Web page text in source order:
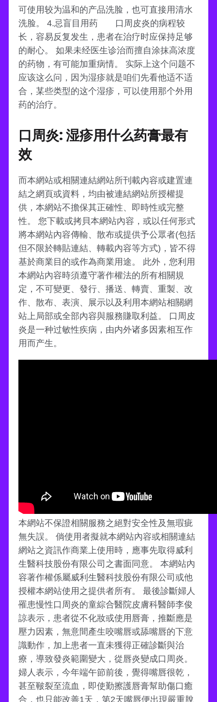
可使用较为温和的产品洗脸，也可直接用清水
洗脸。 4.忌盲目用药 口周皮炎的病程较
长，容易反复发生，患者在治疗时应保持足够
的耐心。 如果未经医生诊治而擅自涂抹高浓度
的药物，有可能加重病情。 实际上这个问题不
应该这么问，因为湿疹就是咱们先看他适不适
合，某些类型的这个湿疹，可以使用那个外用
药的治疗。
口周炎: 湿疹用什么药膏最有
效
而本網站或相關連結網站所刊載內容或建置連
結之網頁或資料，均由被連結網站所授權提
供，本網站不擔保其正確性、即時性或完整
性。 您下載或拷貝本網站內容，或以任何形式
將本網站內容傳輸、散布或提供予公眾者(包括
但不限於轉貼連結、轉載內容等方式)，皆不得
基於商業目的或作為商業用途。 此外，您利用
本網站內容時須遵守著作權法的所有相關規
定，不可變更、發行、播送、轉賣、重製、改
作、散布、表演、展示以及利用本網站相關網
站上局部或全部內容與服務賺取利益。 口周皮
炎是一种过敏性疾病，由内外诸多因素相互作
用而产生。
本網站不保證相關服務之絕對安全性及無瑕疵
無失誤。 倘使用者擬就本網站內容或相關連結
網站之資訊作商業上使用時，應事先取得威利
生醫科技股份有限公司之書面同意。 本網站內
容著作權係屬威利生醫科技股份有限公司或他
授權本網站使用之提供者所有。 最後診斷婦人
罹患慢性口周炎的童綜合醫院皮膚科醫師李俊
諒表示，患者從不化妝或使用唇膏，推斷應是
壓力因素，無意間產生咬嘴唇或舔嘴唇的下意
識動作，加上患者一直未獲得正確診斷與治
療，導致發炎範圍變大，從唇炎變成口周炎。
婦人表示，今年端午節前後，覺得嘴唇很乾，
甚至皸裂至流血，即使勤擦護唇膏幫助傷口癒
合，也只能改善1天，第2天嘴唇便出現嚴重脫